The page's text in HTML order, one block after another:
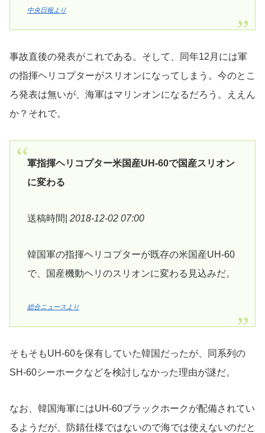
中央日報より
事故直後の発表がこれである。そして、同年12月には軍
の指揮ヘリコプターがスリオンになってしまう。今のとこ
ろ発表は無いが、海軍はマリンオンになるだろう。ええん
か？それで。
軍指揮ヘリコプター米国産UH-60で国産スリオン
に変わる
送稿時間| 2018-12-02 07:00
韓国軍の指揮ヘリコプターが既存の米国産UH-60
で、国産機動ヘリのスリオンに変わる見込みだ。
総合ニュースより
そもそもUH-60を保有していた韓国だったが、同系列の
SH-60シーホークなどを検討しなかった理由が謎だ。
なお、韓国海軍にはUH-60ブラックホークが配備されてい
るようだが、防錆仕様ではないので海では使えないのだと